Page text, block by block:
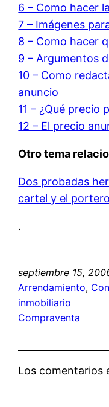
6 – Como hacer
7 – Imágenes
8 – Como hacer
9 – Argumentos
10 – Como
anuncio
11 – ¿Qué precio
12 – El precio
Otro tema
Dos probadas
cartel y el portero
.
septiembre 15,
Arrendamiento,
inmobiliario
Compraventa
Los comentarios